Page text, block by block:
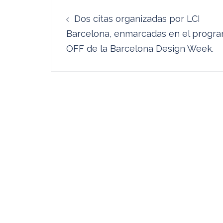
de
entradas
Dos citas organizadas por LCI
Barcelona, enmarcadas en el
OFF de la Barcelona Design Week.